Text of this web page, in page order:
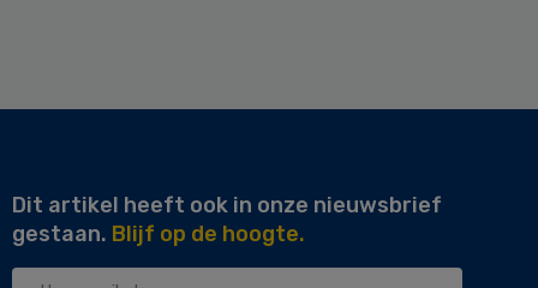
Dit artikel heeft ook in onze nieuwsbrief
gestaan. Blijf op de hoogte.
Uw